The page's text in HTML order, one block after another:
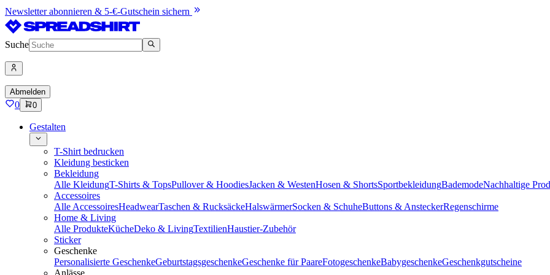
Newsletter abonnieren & 5-€-Gutschein sichern
Suche
Abmelden
0 0
Gestalten
T-Shirt bedrucken
Kleidung besticken
Bekleidung
Alle KleidungT-Shirts & TopsPullover & HoodiesJacken & WestenHosen & ShortsSportbekleidungBademodeNachhaltige
Accessoires
Alle AccessoiresHeadwearTaschen & RucksäckeHalswärmerSocken & SchuheButtons & AnsteckerRegenschirme
Home & Living
Alle ProdukteKücheDeko & LivingTextilienHaustier-Zubehör
Sticker
Geschenke
Personalisierte GeschenkeGeburtstagsgeschenkeGeschenke für PaareFotogeschenkeBabygeschenkeGeschenkgutscheine